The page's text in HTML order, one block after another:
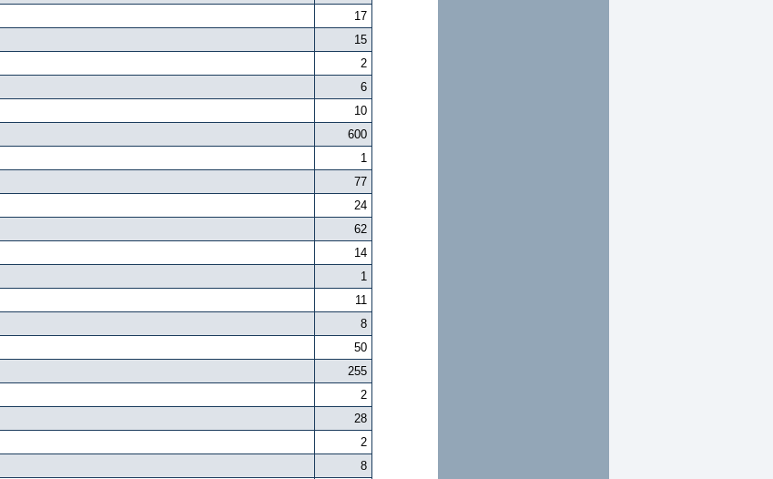
17
15
2
6
10
600
1
77
24
62
14
1
11
8
50
255
2
28
2
8